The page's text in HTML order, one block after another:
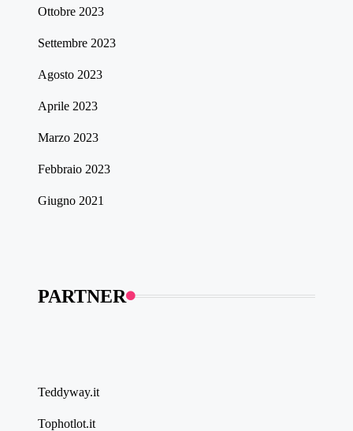
Ottobre 2023
Settembre 2023
Agosto 2023
Aprile 2023
Marzo 2023
Febbraio 2023
Giugno 2021
PARTNER
Teddyway.it
Tophotlot.it